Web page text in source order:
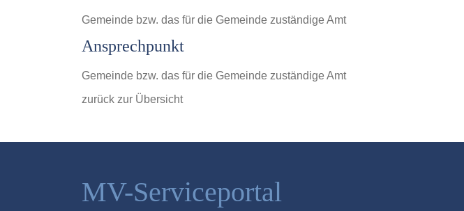
Gemeinde bzw. das für die Gemeinde zuständige Amt
Ansprechpunkt
Gemeinde bzw. das für die Gemeinde zuständige Amt
zurück zur Übersicht
MV-Serviceportal